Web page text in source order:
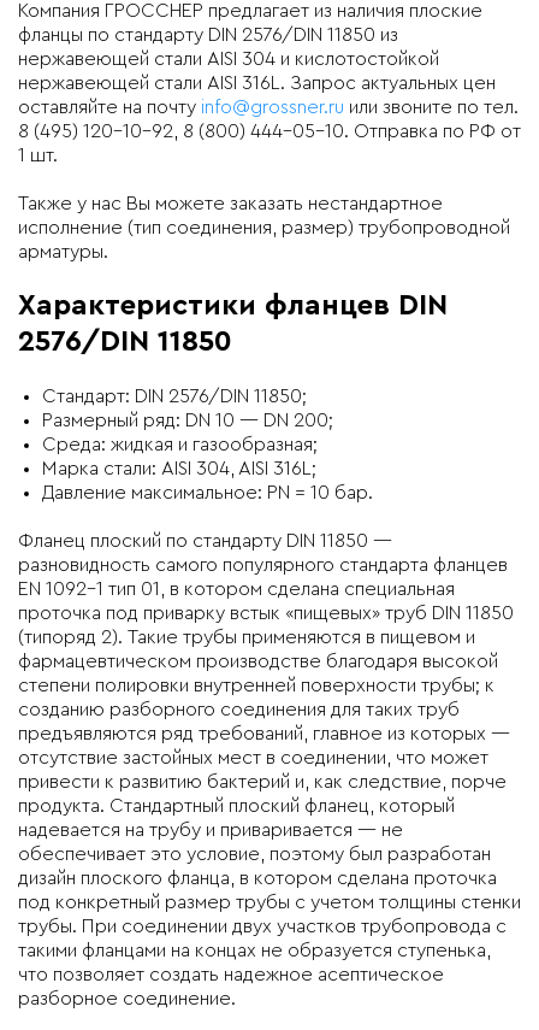
Компания ГРОССНЕР предлагает из наличия плоские
фланцы по стандарту DIN 2576/DIN 11850 из
нержавеющей стали AISI 304 и кислотостойкой
нержавеющей стали AISI 316L. Запрос актуальных цен
оставляйте на почту info@grossner.ru или звоните по тел.
8 (495) 120-10-92, 8 (800) 444-05-10. Отправка по РФ от
1 шт.
Также у нас Вы можете заказать нестандартное
исполнение (тип соединения, размер) трубопроводной
арматуры.
Характеристики фланцев DIN
2576/DIN 11850
Стандарт: DIN 2576/DIN 11850;
Размерный ряд: DN 10 — DN 200;
Среда: жидкая и газообразная;
Марка стали: AISI 304, AISI 316L;
Давление максимальное: PN = 10 бар.
Фланец плоский по стандарту DIN 11850 —
разновидность самого популярного стандарта фланцев
EN 1092-1 тип 01, в котором сделана специальная
проточка под приварку встык «пищевых» труб DIN 11850
(типоряд 2). Такие трубы применяются в пищевом и
фармацевтическом производстве благодаря высокой
степени полировки внутренней поверхности трубы; к
созданию разборного соединения для таких труб
предъявляются ряд требований, главное из которых —
отсутствие застойных мест в соединении, что может
привести к развитию бактерий и, как следствие, порче
продукта. Стандартный плоский фланец, который
надевается на трубу и приваривается — не
обеспечивает это условие, поэтому был разработан
дизайн плоского фланца, в котором сделана проточка
под конкретный размер трубы с учетом толщины стенки
трубы. При соединении двух участков трубопровода с
такими фланцами на концах не образуется ступенька,
что позволяет создать надежное асептическое
разборное соединение.